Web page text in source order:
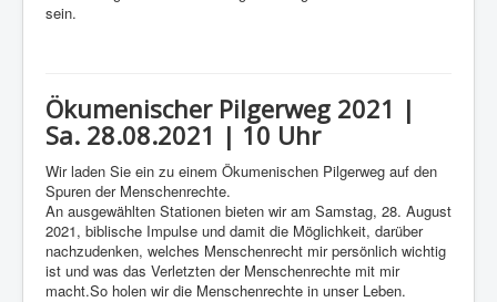
sein.
Ökumenischer Pilgerweg 2021 |
Sa. 28.08.2021 | 10 Uhr
Wir laden Sie ein zu einem Ökumenischen Pilgerweg auf den
Spuren der Menschenrechte.
An ausgewählten Stationen bieten wir am Samstag, 28. August
2021, biblische Impulse und damit die Möglichkeit, darüber
nachzudenken, welches Menschenrecht mir persönlich wichtig
ist und was das Verletzten der Menschenrechte mit mir
macht.So holen wir die Menschenrechte in unser Leben.